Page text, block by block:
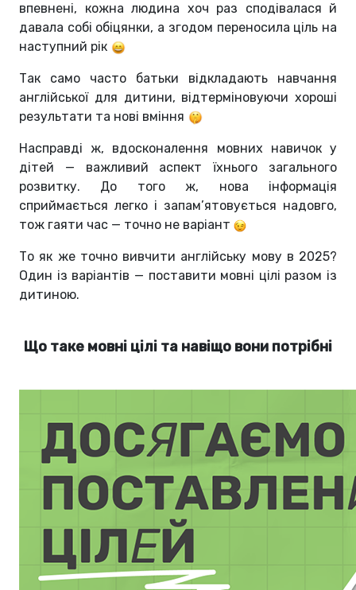
впевнені, кожна людина хоч раз сподівалася й
давала собі обіцянки, а згодом переносила ціль на
наступний рік
Так само часто батьки відкладають навчання
англійської для дитини, відтерміновуючи хороші
результати та нові вміння
Насправді ж, вдосконалення мовних навичок у
дітей — важливий аспект їхнього загального
розвитку. До того ж, нова інформація
сприймається легко і запам’ятовується надовго,
тож гаяти час — точно не варіант
То як же точно вивчити англійську мову в 2025?
Один із варіантів — поставити мовні цілі разом із
дитиною.
Що таке мовні цілі та навіщо вони потрібні